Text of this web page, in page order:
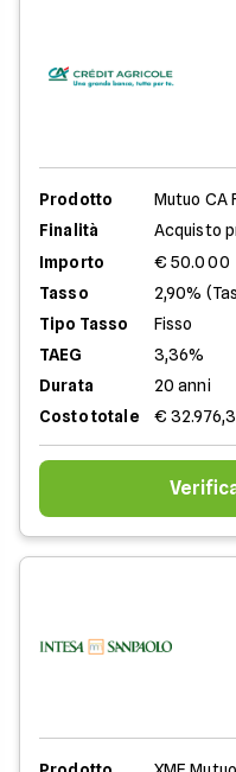
Prodotto
Mutuo CA
Finalità
Acquisto
Importo
€ 50.000
Tasso
2,90%
Tipo Tasso
Fisso
TAEG
3,36%
Durata
20 anni
Costo totale
€